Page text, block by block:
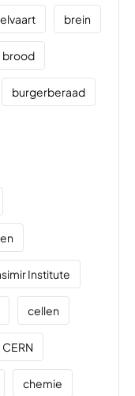
brein
brood
burgerberaad
Institute
cellen
CERN
chemie